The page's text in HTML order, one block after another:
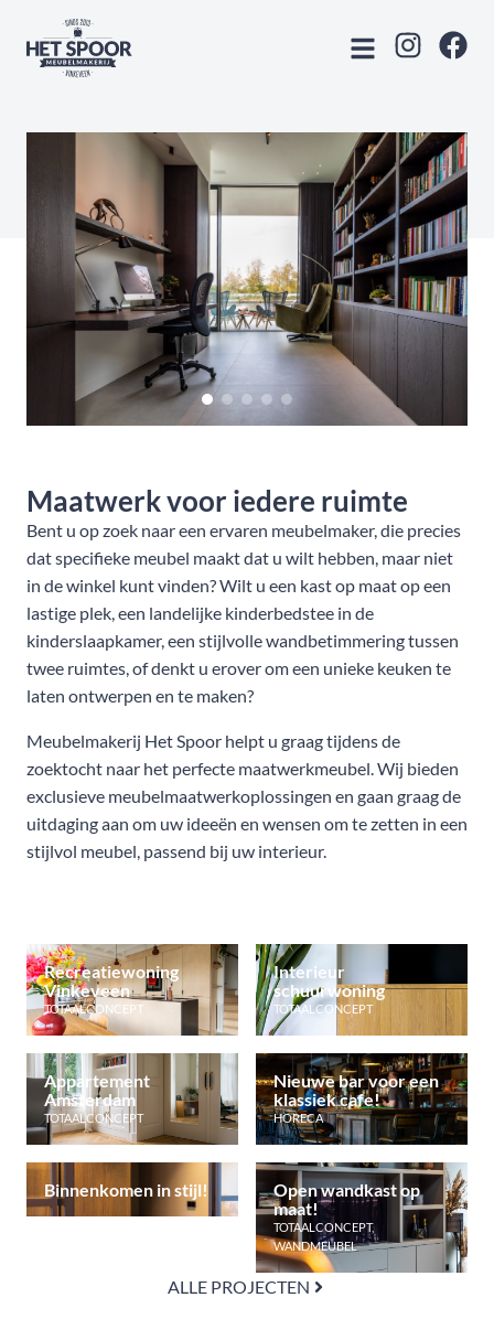
Maatwerk voor iedere ruimte
Bent u op zoek naar een ervaren meubelmaker, die precies
dat specifieke meubel maakt dat u wilt hebben, maar niet
in de winkel kunt vinden? Wilt u een kast op maat op een
lastige plek, een landelijke kinderbedstee in de
kinderslaapkamer, een stijlvolle wandbetimmering tussen
twee ruimtes, of denkt u erover om een unieke keuken te
laten ontwerpen en te maken?
Meubelmakerij Het Spoor helpt u graag tijdens de
zoektocht naar het perfecte maatwerkmeubel. Wij bieden
exclusieve meubelmaatwerkoplossingen en gaan graag de
uitdaging aan om uw ideeën en wensen om te zetten in een
stijlvol meubel, passend bij uw interieur.
Recreatiewoning
Vinkeveen
TOTAALCONCEPT
Interieur
schuurwoning
TOTAALCONCEPT
Appartement
Amsterdam
TOTAALCONCEPT
Nieuwe bar voor een
klassiek cafe!
HORECA
Binnenkomen in stijl!
Open wandkast op
maat!
TOTAALCONCEPT,
WANDMEUBEL
ALLE PROJECTEN